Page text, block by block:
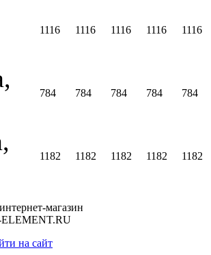
1116 1116 1116 1116 1116
784 784 784 784 784
1182 1182 1182 1182 1182
магазин
на сайт